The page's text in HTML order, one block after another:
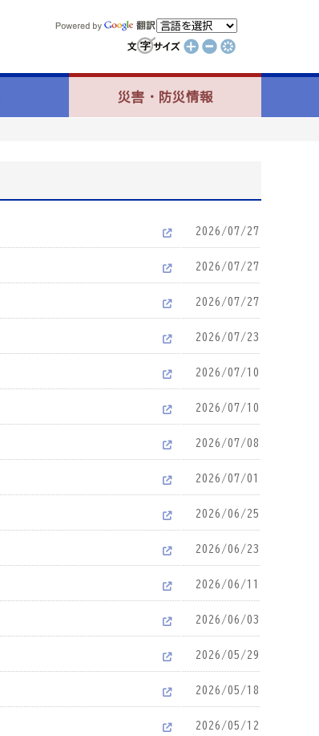
災害・防災情報
2026/07/27
2026/07/27
2026/07/27
2026/07/23
2026/07/10
2026/07/10
2026/07/08
2026/07/01
2026/06/25
2026/06/23
2026/06/11
2026/06/03
2026/05/29
2026/05/18
2026/05/12